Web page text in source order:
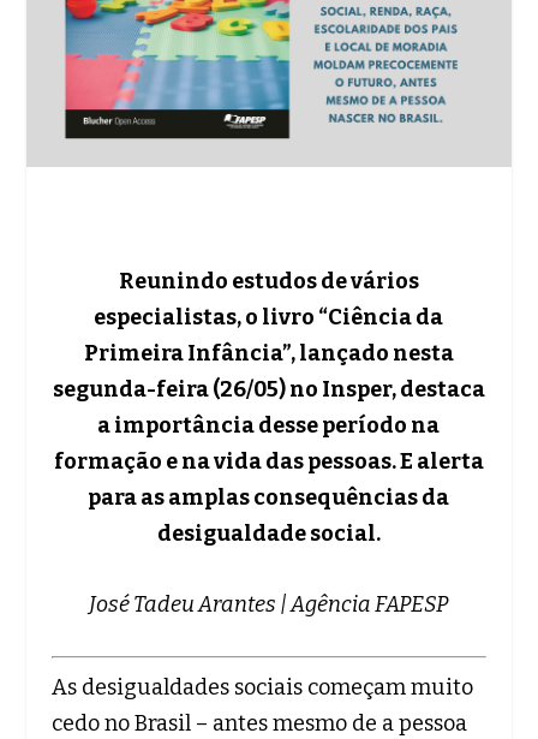
Reunindo estudos de vários
especialistas, o livro “Ciência da
Primeira Infância”, lançado nesta
segunda-feira (26/05) no Insper, destaca
a importância desse período na
formação e na vida das pessoas. E alerta
para as amplas consequências da
desigualdade social.
José Tadeu Arantes | Agência FAPESP
As desigualdades sociais começam muito
cedo no Brasil – antes mesmo de a pessoa